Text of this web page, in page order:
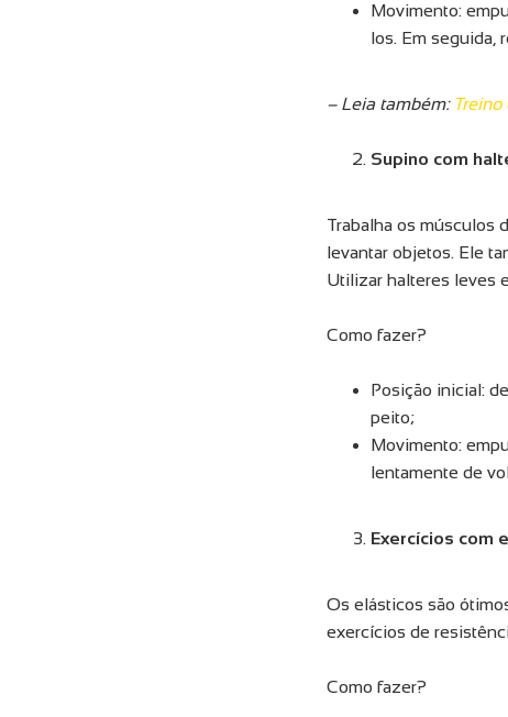
Movimento:
los. Em seguida,
– Leia também:
Supino com
Trabalha os músculos
levantar objetos. Ele
Utilizar halteres leves
Como fazer?
Posição inicial:
peito;
Movimento:
lentamente de
Exercícios com
Os elásticos são
exercícios de
Como fazer?